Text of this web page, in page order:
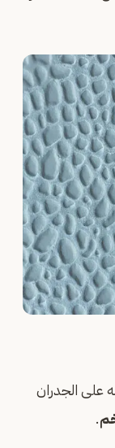
على الجدران
.